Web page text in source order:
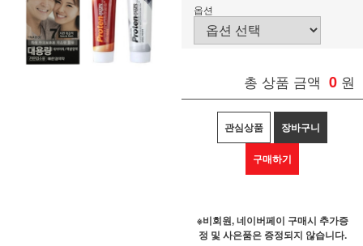
옵션
총 상품 금액 0 원
관심상품 장바구니
구매하기
※비회원, 네이버페이 구매시 추가증
정 및 사은품은 증정되지 않습니다.